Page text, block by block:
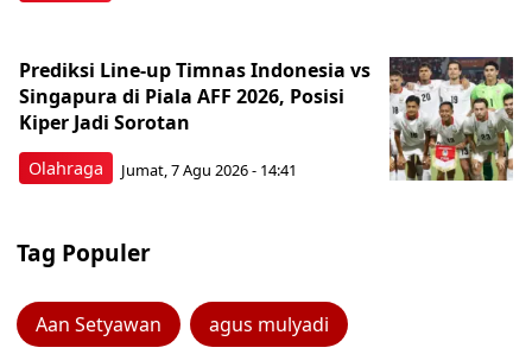
Olahraga
Prediksi Line-up Timnas Indonesia vs
Singapura di Piala AFF 2026, Posisi
Kiper Jadi Sorotan
Jumat, 7 Agu 2026 - 14:41
Tag Populer
Aan Setyawan agus mulyadi